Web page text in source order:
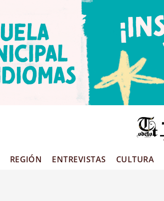
REGIÓN ENTREVISTAS CULTURA